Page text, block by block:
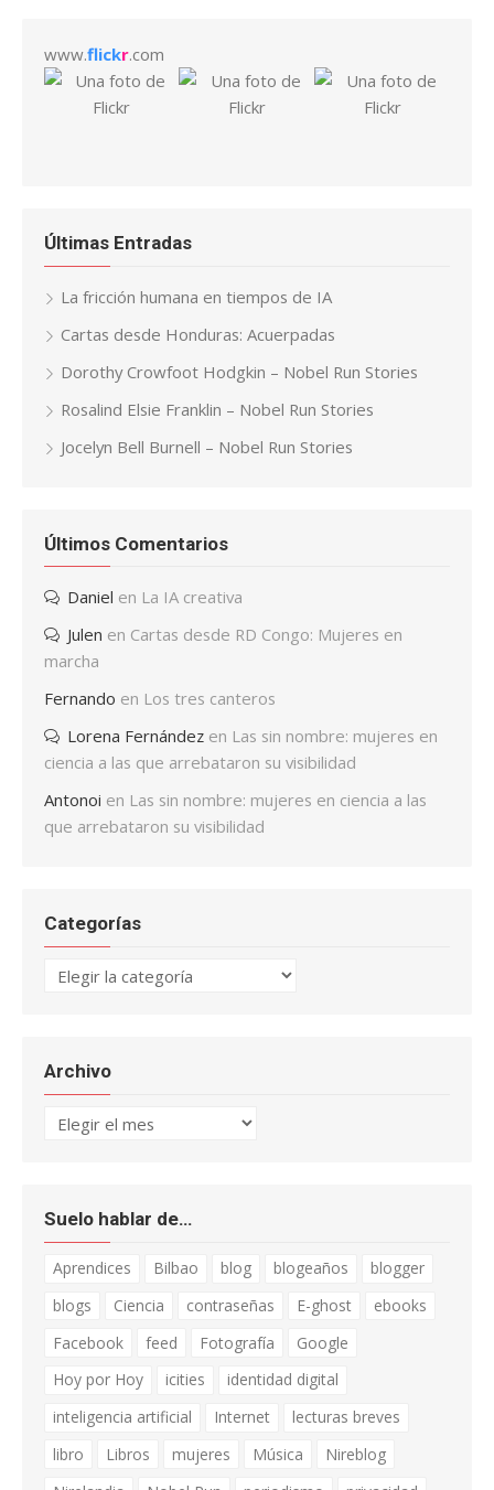
www.flickr.com
Últimas Entradas
La fricción humana en tiempos de IA
Cartas desde Honduras: Acuerpadas
Dorothy Crowfoot Hodgkin – Nobel Run Stories
Rosalind Elsie Franklin – Nobel Run Stories
Jocelyn Bell Burnell – Nobel Run Stories
Últimos Comentarios
Daniel en La IA creativa
Julen en Cartas desde RD Congo: Mujeres en
marcha
Fernando en Los tres canteros
Lorena Fernández en Las sin nombre: mujeres en
ciencia a las que arrebataron su visibilidad
Antonoi en Las sin nombre: mujeres en ciencia a las
que arrebataron su visibilidad
Categorías
Categorías
Archivo
Archivo
Suelo hablar de…
Aprendices Bilbao blog blogeaños
blogger
blogs
Ciencia contraseñas E-ghost
ebooks
Facebook
feed Fotografía
Google
Hoy por Hoy
icities
identidad digital
inteligencia artificial
Internet
lecturas breves
libro
Libros mujeres Música
Nireblog